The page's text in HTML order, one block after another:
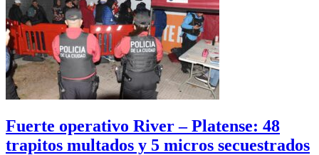
Fuerte operativo River – Platense: 48
trapitos multados y 5 micros secuestrados